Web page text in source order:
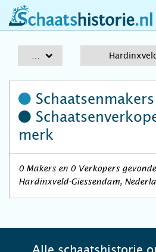
schaatshistorie.nl
Schaatsenmakers |
merk
0 Makers en 0 Verkopers
Hardinxveld-Giessendam,